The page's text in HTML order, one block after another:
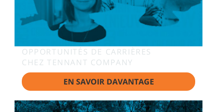
OPPORTUNITÉS DE CARRIÈRES
CHEZ TENNANT COMPANY
EN SAVOIR DAVANTAGE